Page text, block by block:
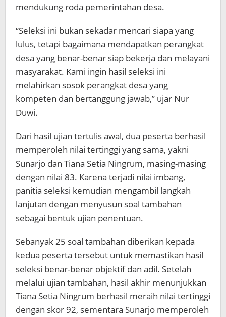
mendukung roda pemerintahan desa.
“Seleksi ini bukan sekadar mencari siapa yang
lulus, tetapi bagaimana mendapatkan perangkat
desa yang benar-benar siap bekerja dan melayani
masyarakat. Kami ingin hasil seleksi ini
melahirkan sosok perangkat desa yang
kompeten dan bertanggung jawab,” ujar Nur
Duwi.
Dari hasil ujian tertulis awal, dua peserta berhasil
memperoleh nilai tertinggi yang sama, yakni
Sunarjo dan Tiana Setia Ningrum, masing-masing
dengan nilai 83. Karena terjadi nilai imbang,
panitia seleksi kemudian mengambil langkah
lanjutan dengan menyusun soal tambahan
sebagai bentuk ujian penentuan.
Sebanyak 25 soal tambahan diberikan kepada
kedua peserta tersebut untuk memastikan hasil
seleksi benar-benar objektif dan adil. Setelah
melalui ujian tambahan, hasil akhir menunjukkan
Tiana Setia Ningrum berhasil meraih nilai tertinggi
dengan skor 92, sementara Sunarjo memperoleh